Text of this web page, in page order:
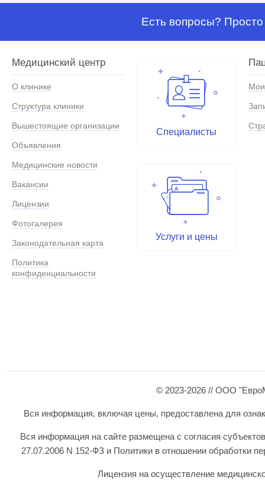
Есть вопросы?
Медицинский центр
О клинике
Структура клиники
Вышестоящие организации
Объявления
Медицинские новости
Вакансии
Лицензии
Фотогалерея
Законодательная карта
Политика
конфиденциальности
Специалисты
Услуги и цены
© 2023-2026 // ООО
Вся информация, включая цены, предоставлена для
Вся информация на сайте размещена с согласия
27.07.2006 N 152-ФЗ и Политики в отношении обработки
Лицензия на осуществление